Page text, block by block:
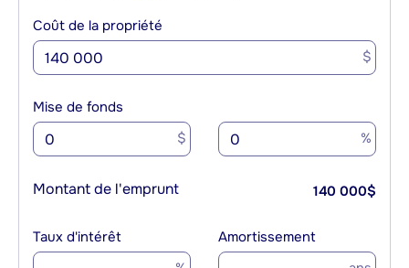
Coût de la propriété
$
Mise de fonds
$ %
Montant de l'emprunt 140 000$
Taux d'intérêt Amortissement